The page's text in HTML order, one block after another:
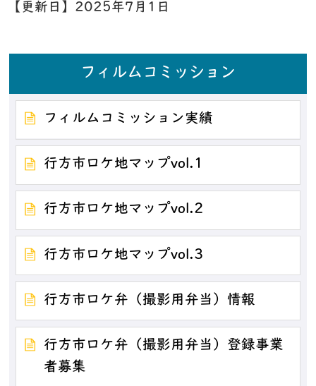
【更新日】 2025年7月1日
フィルムコミッション
フィルムコミッション実績
行方市ロケ地マップvol.1
行方市ロケ地マップvol.2
行方市ロケ地マップvol.3
行方市ロケ弁（撮影用弁当）情報
行方市ロケ弁（撮影用弁当）登録事業
者募集